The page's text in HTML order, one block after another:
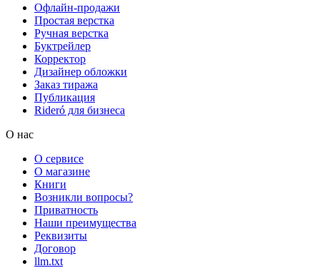
Офлайн-продажи
Простая верстка
Ручная верстка
Буктрейлер
Корректор
Дизайнер обложки
Заказ тиража
Публикация
Rideró для бизнеса
О нас
О сервисе
О магазине
Книги
Возникли вопросы?
Приватность
Наши преимущества
Реквизиты
Договор
llm.txt